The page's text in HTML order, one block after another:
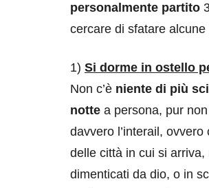
personalmente partito
cercare di sfatare alcune
1) Si dorme in ostello
Non c’è niente di più
notte a persona, pur
davvero l’interail,
delle città in cui si
dimenticati da dio, o in